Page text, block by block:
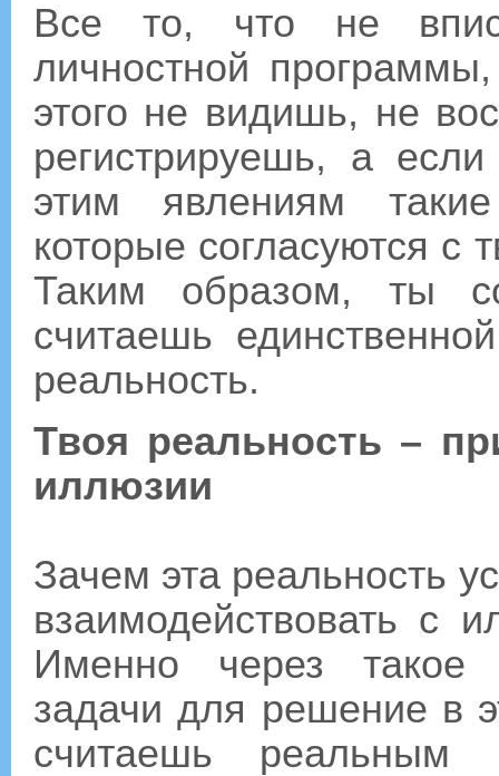
Все то, что не
личностной
этого не видишь, не
регистрируешь, а
этим явлениям
которые согласуются с
Таким образом, ты
считаешь
реальность.
Твоя реальность –
иллюзии
Зачем эта реальность
взаимодействовать с
Именно через такое
задачи для решение в
считаешь реальным